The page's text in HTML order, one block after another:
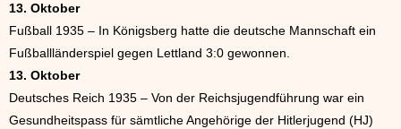
13. Oktober
Fußball 1935 – In Königsberg hatte die deutsche Mannschaft ein
Fußballländerspiel gegen Lettland 3:0 gewonnen.
13. Oktober
Deutsches Reich 1935 – Von der Reichsjugendführung war ein
Gesundheitspass für sämtliche Angehörige der Hitlerjugend (HJ)